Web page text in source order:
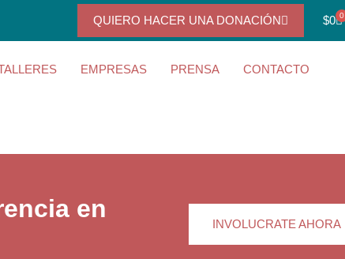
QUIERO HACER UNA DONACIÓN $0 0
EMPRESAS PRENSA CONTACTO
en
INVOLUCRATE AHORA